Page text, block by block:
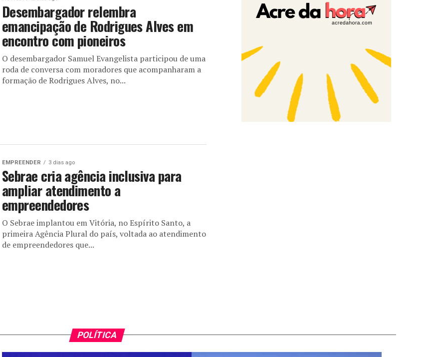
Desembargador relembra
emancipação de Rodrigues Alves em
encontro com pioneiros
O desembargador Samuel Evangelista participou de uma
roda de conversa com moradores que acompanharam a
formação de Rodrigues Alves, no...
EMPREENDER 3 dias ago
Sebrae cria agência inclusiva para
ampliar atendimento a
empreendedores
O Sebrae implantou em Vitória, no Espírito Santo, a
primeira Agência Plural do país, voltada ao atendimento
de empreendedores que...
POLÍTICA